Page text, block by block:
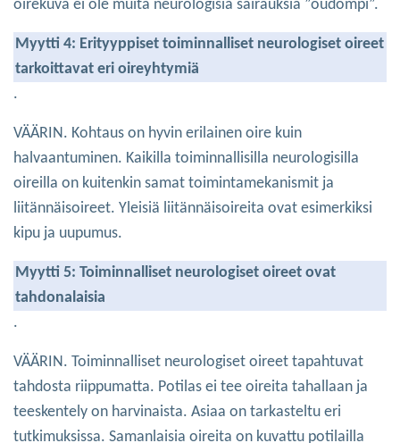
oirekuva ei ole muita neurologisia sairauksia ”oudompi”.
Myytti 4: Erityyppiset toiminnalliset neurologiset oireet
tarkoittavat eri oireyhtymiä
.
VÄÄRIN. Kohtaus on hyvin erilainen oire kuin
halvaantuminen. Kaikilla toiminnallisilla neurologisilla
oireilla on kuitenkin samat toimintamekanismit ja
liitännäisoireet. Yleisiä liitännäisoireita ovat esimerkiksi
kipu ja uupumus.
Myytti 5: Toiminnalliset neurologiset oireet ovat
tahdonalaisia
.
VÄÄRIN. Toiminnalliset neurologiset oireet tapahtuvat
tahdosta riippumatta. Potilas ei tee oireita tahallaan ja
teeskentely on harvinaista. Asiaa on tarkasteltu eri
tutkimuksissa. Samanlaisia oireita on kuvattu potilailla